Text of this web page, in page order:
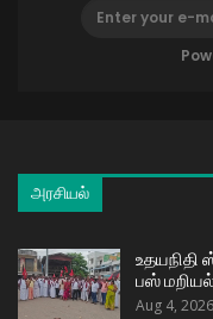
அரசியல்
உதயநிதி
பஸ்
Aug 4, 2026